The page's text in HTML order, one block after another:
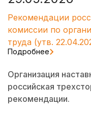
Рекомендации
комиссии по
труда (утв.
Подробнее
Организация
российская
рекомендации.